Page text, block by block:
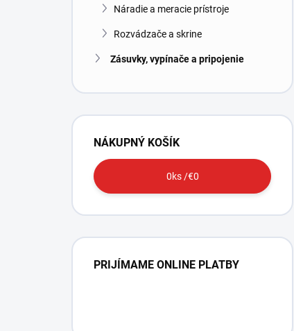
Náradie a meracie prístroje
Rozvádzače a skrine
Zásuvky, vypínače a pripojenie
NÁKUPNÝ KOŠÍK
0ks /€0
PRIJÍMAME ONLINE PLATBY